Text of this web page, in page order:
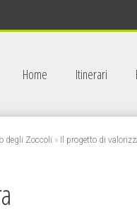
Home Itinerari
degli Zoccoli »
Il progetto di